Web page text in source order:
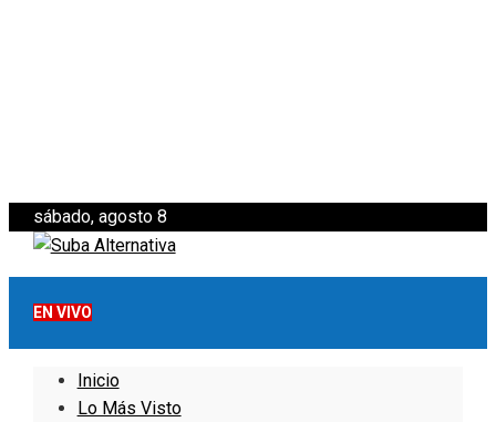
sábado, agosto 8
EN VIVO
Inicio
Lo Más Visto